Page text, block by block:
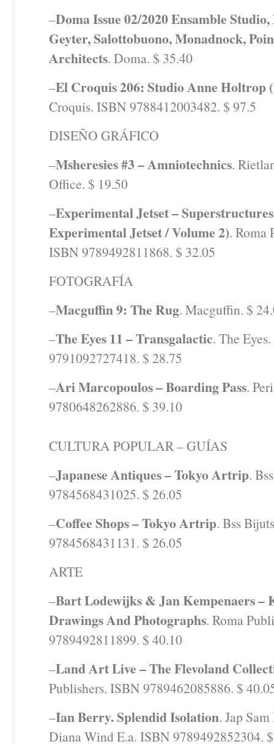
–Doma Issue 02/2020 Ensamble
Geyter, Salottobuono, Monadnock,
Architects. Doma. $ 35.40
–El Croquis 206: Studio Anne Holtrop
Croquis. ISBN 9788412003482. $ 97.5
DISEÑO GRÁFICO
–Msheresies #3 – Amniotechnics.
Office. $ 19.50
–Experimental Jetset –
Experimental Jetset / Volume 2). Roma
ISBN 9789492811868. $ 32.05
FOTOGRAFÍA
–Macguffin 9: The Rug. Macguffin. $
–The Eyes 11 – Transgalactic. The
9791092727418. $ 28.75
–Ari Marcopoulos – Boarding Pass.
9780648262886. $ 39.10
CULTURA POPULAR – GUÍAS
–Japanese Antiques – Tokyo Artrip.
9784568431025. $ 26.05
–Coffee Shops – Tokyo Artrip. Bss
9784568431131. $ 26.05
ARTE
–Bart Lodewijks & Jan Kempenaers –
Drawings And Photographs. Roma
9789492811899. $ 40.10
–Land Art Live – The Flevoland
Publishers. ISBN 9789462085886. $
–Ian Berry. Splendid Isolation. Jap
Diana Wind E.a. ISBN 9789492852304.